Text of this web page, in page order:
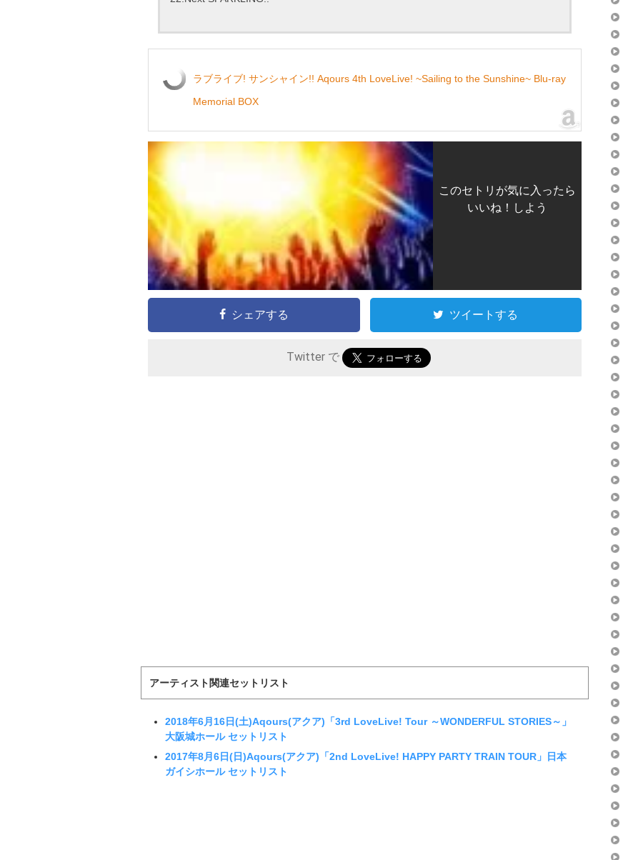
ラブライブ! サンシャイン!! Aqours 4th LoveLive! ~Sailing to the Sunshine~ Blu-ray
Memorial BOX
このセトリが気に入ったら
いいね！しよう
シェアする ツイートする
Twitter で
アーティスト関連セットリスト
2018年6月16日(土)Aqours(アクア)「3rd LoveLive! Tour ～WONDERFUL STORIES～」
大阪城ホール セットリスト
2017年8月6日(日)Aqours(アクア)「2nd LoveLive! HAPPY PARTY TRAIN TOUR」日本
ガイシホール セットリスト